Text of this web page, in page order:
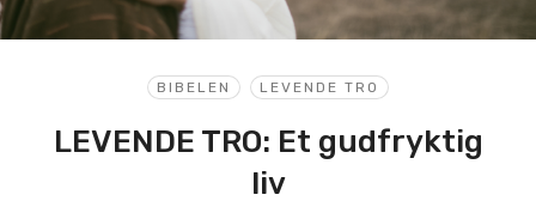
BIBELEN LEVENDE TRO
LEVENDE TRO: Et gudfryktig
liv